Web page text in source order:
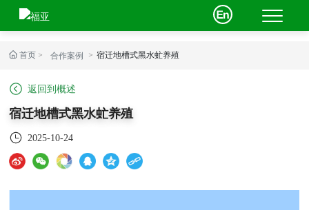
关于我们
首页 合作案例 宿迁地槽式黑水虻养殖
返回到概述
宿迁地槽式黑水虻养殖
2025-10-24